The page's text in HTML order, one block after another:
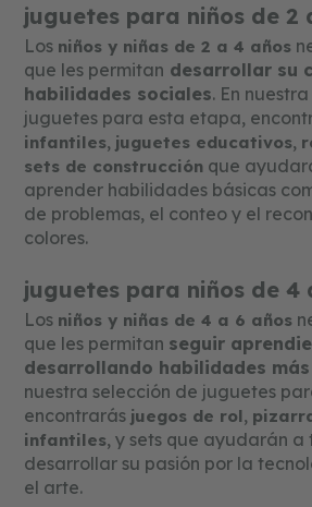
sus primeros sonidos,
balbuceos, expresiones,
algunas palabras con
esta etapa, el bebé
identificar la voz de su
algunas vocalizaciones de
con los que convive. Por
algunas acciones
son: Ruidos o sonidos con
garganta.Risas, llantos o
quejas.Sensibilidad ante
ruido.Atención y contacto
visual.Expresa y
“no”.Responde a su
propio.Emite sonidos y
canciones. Etapa
juguetes para niños de 2
Los niños y niñas de 2 a 4 años
que les permitan desarrollar su
habilidades sociales. En
juguetes para esta etapa,
infantiles, juguetes educativos,
sets de construcción que
aprender habilidades básicas
de problemas, el conteo y el
colores.
juguetes para niños de 4
Los niños y niñas de 4 a 6 años
que les permitan seguir
desarrollando habilidades
nuestra selección de juguetes
encontrarás juegos de rol,
infantiles, y sets que ayudarán a
desarrollar su pasión por la
el arte.